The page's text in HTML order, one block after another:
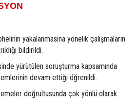
yakalanmasına yönelik çalışmaların
bildirildi.
yürütülen soruşturma kapsamında
devam ettiği öğrenildi.
doğrultusunda çok yönlü olarak